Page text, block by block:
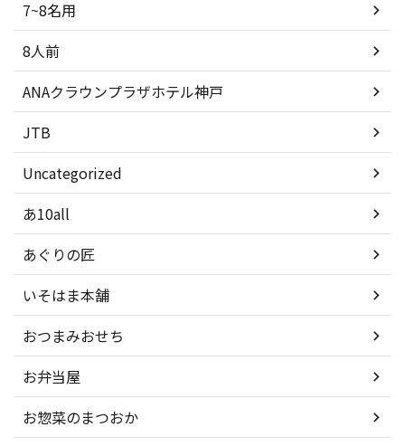
7~8名用
8人前
ANAクラウンプラザホテル神戸
JTB
Uncategorized
あ10all
あぐりの匠
いそはま本舗
おつまみおせち
お弁当屋
お惣菜のまつおか